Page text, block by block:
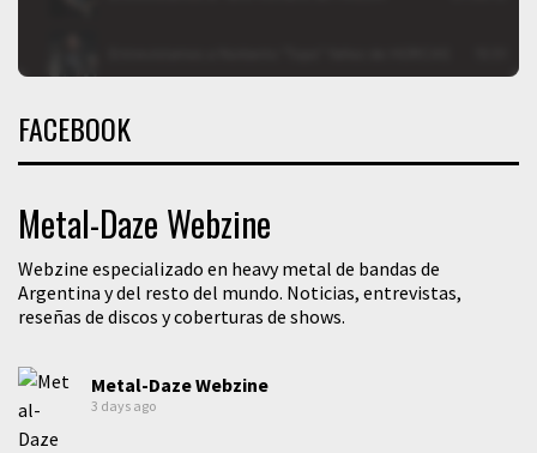
FACEBOOK
Metal-Daze Webzine
Webzine especializado en heavy metal de bandas de
Argentina y del resto del mundo. Noticias, entrevistas,
reseñas de discos y coberturas de shows.
Metal-Daze Webzine
3 days ago